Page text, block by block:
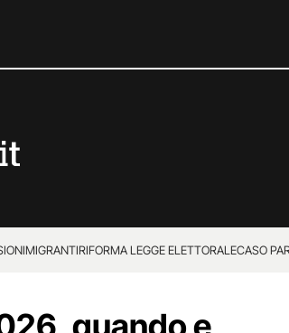
MIGRANTIRIFORMA LEGGE ELETTORALECASO